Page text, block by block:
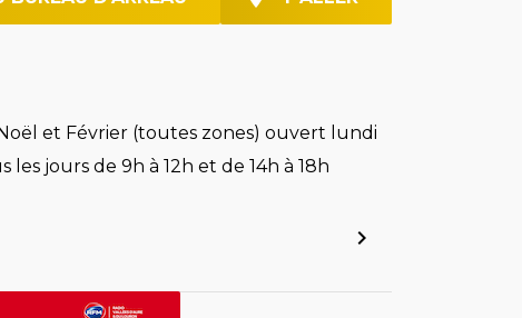
et Février (toutes zones) ouvert lundi
jours de 9h à 12h et de 14h à 18h